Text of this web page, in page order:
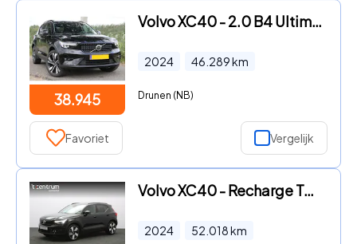
38.945
Volvo XC40 - 2.0 B4 Ultimate Bright , Pano, Camera, Memory
2024 46.289km
Drunen (NB)
Favoriet Vergelijk
Volvo XC40 - Recharge Twin Ultimate 82 kWh 408 PK, Panoramadak, Harman/Ka
2024 52.018km